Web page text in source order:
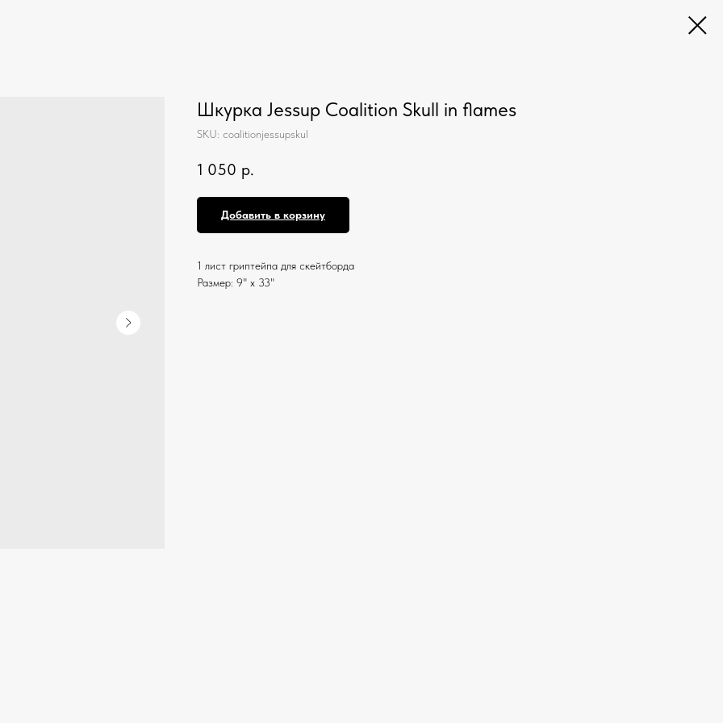
Шкурка Jessup Coalition Skull in flames
SKU: coalitionjessupskul
1 050 р.
Добавить в корзину
1 лист гриптейпа для скейтборда
Размер: 9" х 33"